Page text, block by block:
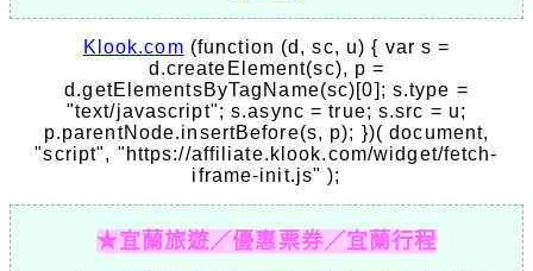
Klook.com (function (d, sc, u) { var s =
d.createElement(sc), p =
d.getElementsByTagName(sc)[0]; s.type =
"text/javascript"; s.async = true; s.src = u;
p.parentNode.insertBefore(s, p); })( document,
"script", "https://affiliate.klook.com/widget/fetch-
iframe-init.js" );
★宜蘭旅遊／優惠票券／宜蘭行程